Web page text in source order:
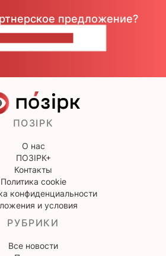
предложение?
ПОЗІРК
О нас
ПОЗІРК+
Контакты
Политика cookie
конфиденциальности
и условия
РУБРИКИ
Все новости